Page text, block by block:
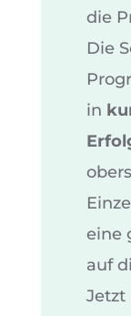
die
Die
in
eine
auf
Jetzt